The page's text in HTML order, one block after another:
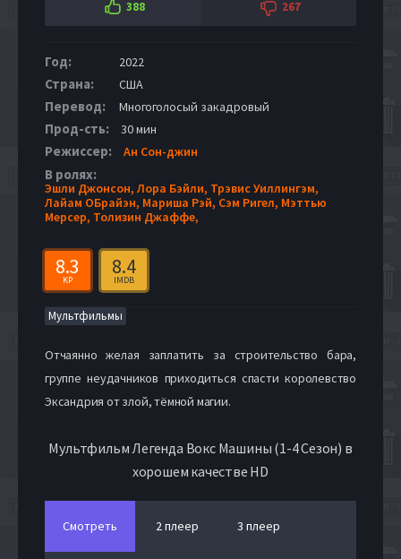
388 267
Год: 2022
Страна: США
Перевод: Многоголосый закадровый
Прод-сть: 30 мин
Режиссер: Ан Сон-джин
В ролях:
Эшли Джонсон,Лора Бэйли, Трэвис Уиллингэм,
Лайам ОБрайэн, Мариша Рэй, Сэм Ригел, Мэттью
Мерсер, Толизин Джаффе,
8.3
KP
8.4
IMDB
Мультфильмы
Отчаянно желая заплатить за строительство бара,
группе неудачников приходиться спасти королевство
Эксандрия от злой, тёмной магии.
Мультфильм Легенда Вокс Машины (1-4 Сезон) в
хорошем качестве HD
Смотреть 2 плеер 3 плеер